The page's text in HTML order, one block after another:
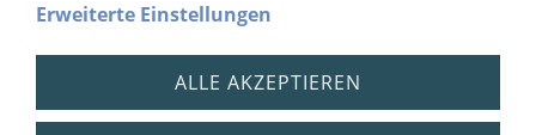
Erweiterte Einstellungen
ALLE AKZEPTIEREN